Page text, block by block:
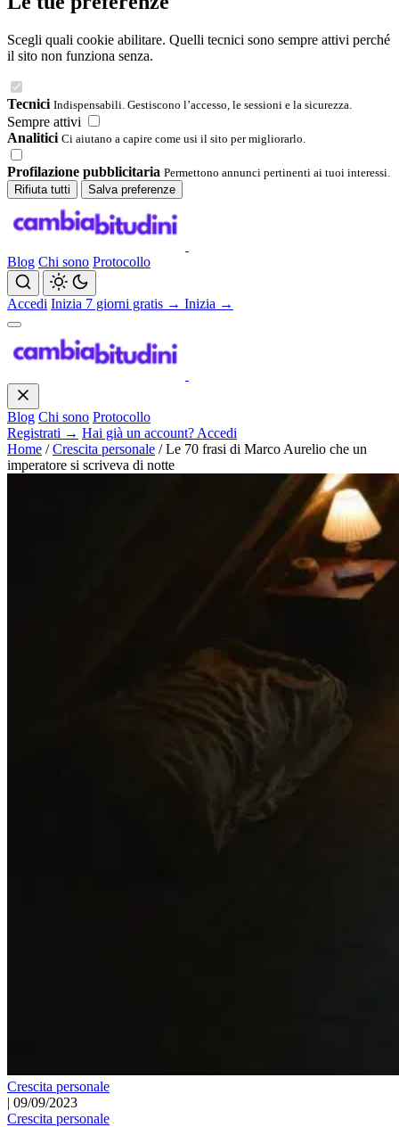
Scegli quali cookie abilitare. Quelli tecnici sono sempre attivi perché
il sito non funziona senza.
Tecnici Indispensabili. Gestiscono l’accesso, le sessioni e la sicurezza.
Sempre attivi
Analitici Ci aiutano a capire come usi il sito per migliorarlo.
Profilazione pubblicitaria Permettono annunci pertinenti ai tuoi interessi.
Rifiuta tutti
Salva preferenze
Blog Chi sono Protocollo
Accedi Inizia 7 giorni gratis → Inizia →
Blog Chi sono Protocollo
Registrati → Hai già un account? Accedi
Home / Crescita personale / Le 70 frasi di Marco Aurelio che un
imperatore si scriveva di notte
Crescita personale
| 09/09/2023
Crescita personale